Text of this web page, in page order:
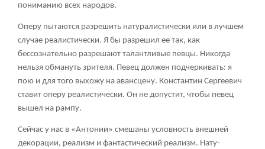
пониманию всех народов.
Оперу пытаются разрешить натуралистически или в лучшем
случае реалистически. Я бы разрешил ее так, как
бессознательно разрешают талантливые певцы. Никогда
нельзя обмануть зрителя. Певец должен подчеркивать: я
пою и для того выхожу на авансцену. Константин Сергеевич
ставит оперу реалистически. Он не допустит, чтобы певец
вышел на рампу.
Сейчас у нас в «Антонии» смешаны условность внешней
декорации, реализм и фантастический реализм. Нату-